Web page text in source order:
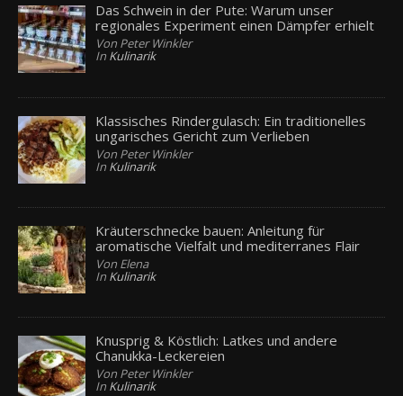
Das Schwein in der Pute: Warum unser
regionales Experiment einen Dämpfer erhielt
Von Peter Winkler
In Kulinarik
Klassisches Rindergulasch: Ein traditionelles
ungarisches Gericht zum Verlieben
Von Peter Winkler
In Kulinarik
Kräuterschnecke bauen: Anleitung für
aromatische Vielfalt und mediterranes Flair
Von Elena
In Kulinarik
Knusprig & Köstlich: Latkes und andere
Chanukka-Leckereien
Von Peter Winkler
In Kulinarik